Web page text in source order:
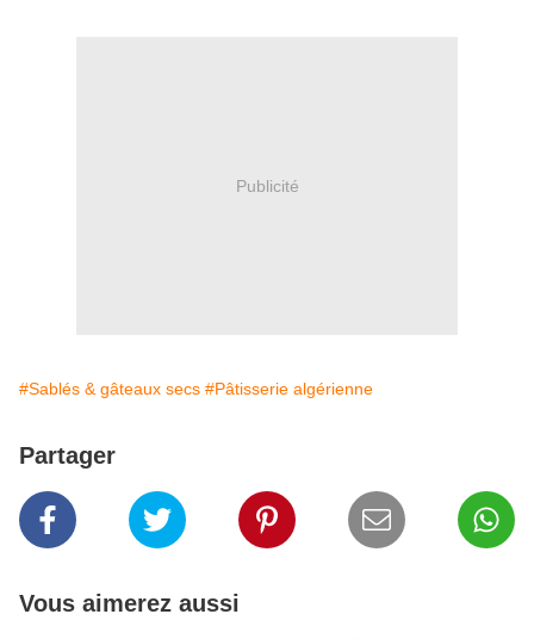
Publicité
#Sablés & gâteaux secs #Pâtisserie algérienne
Partager
Vous aimerez aussi